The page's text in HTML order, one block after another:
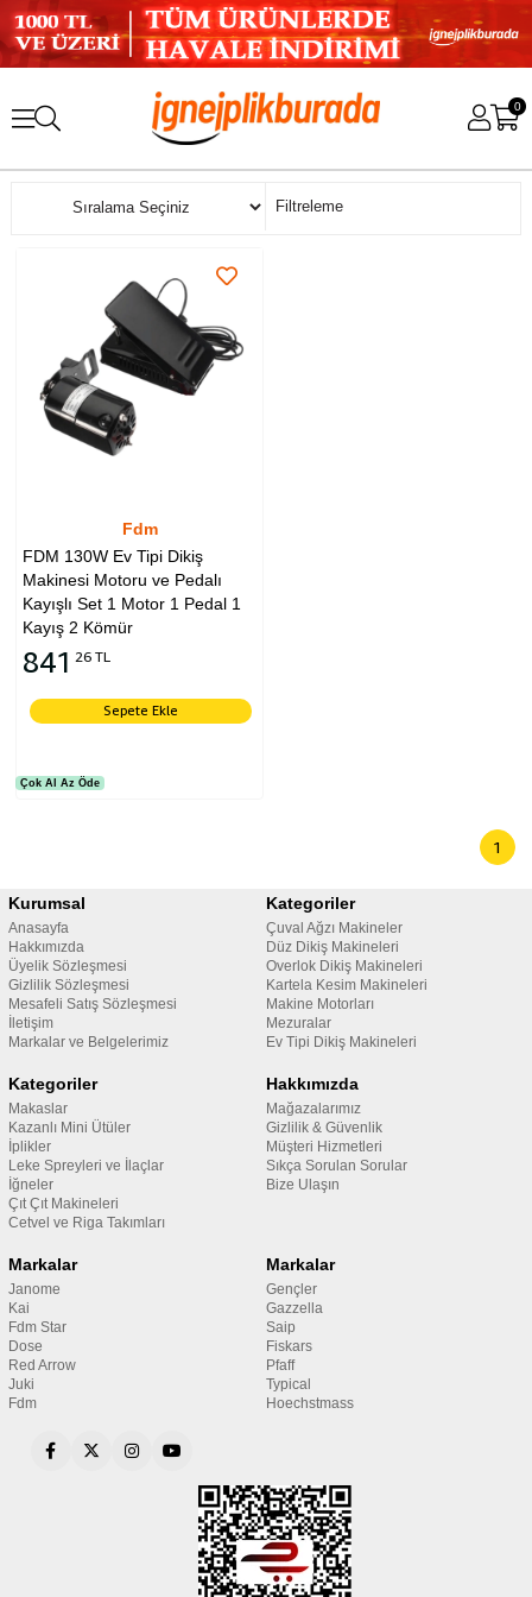
0
Filtreleme
Sıralama
Fdm
FDM 130W Ev Tipi Dikiş
Makinesi Motoru ve Pedalı
Kayışlı Set 1 Motor 1 Pedal 1
Kayış 2 Kömür
841 26 TL
Sepete Ekle
Çok Al Az Öde
1
Kurumsal
Anasayfa
Hakkımızda
Üyelik Sözleşmesi
Gizlilik Sözleşmesi
Mesafeli Satış Sözleşmesi
İletişim
Markalar ve Belgelerimiz
Kategoriler
Çuval Ağzı Makineler
Düz Dikiş Makineleri
Overlok Dikiş Makineleri
Kartela Kesim Makineleri
Makine Motorları
Mezuralar
Ev Tipi Dikiş Makineleri
Kategoriler
Makaslar
Kazanlı Mini Ütüler
İplikler
Leke Spreyleri ve İlaçlar
İğneler
Çıt Çıt Makineleri
Cetvel ve Riga Takımları
Hakkımızda
Mağazalarımız
Gizlilik & Güvenlik
Müşteri Hizmetleri
Sıkça Sorulan Sorular
Bize Ulaşın
Markalar
Janome
Kai
Fdm Star
Dose
Red Arrow
Juki
Fdm
Markalar
Gençler
Gazzella
Saip
Fiskars
Pfaff
Typical
Hoechstmass